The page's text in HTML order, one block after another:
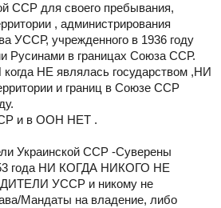
ССР для своего пребывания,
, администрирования
УССР, учрежденного в 1936 году
Русинами в границах Союза ССР.
НЕ являлась государством ,НИ
и границ в Союзе ССР
и в ООН НЕТ .
Украинской ССР -Суверены
года НИ КОГДА НИКОГО НЕ
УССР и никому не
Мандаты на владение, либо